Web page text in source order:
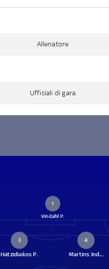
Allenatore
Ufficiali di gara
1
Vindahl P.
3
Hatzidiakos P.
4
Martins Ind...